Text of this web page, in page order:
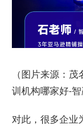
（图片来源：
训机构哪家好-智
对此，很多企业